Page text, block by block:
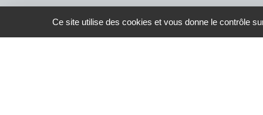
Ce site utilise des cookies et vous donne le contrôle